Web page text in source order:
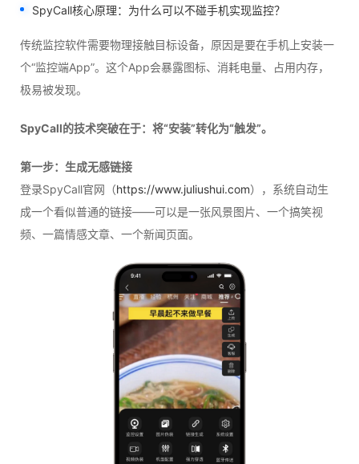
SpyCall核心原理：为什么可以不碰手机实现监控？
传统监控软件需要物理接触目标设备，原因是要在手机上安装一
个“监控端App”。这个App会暴露图标、消耗电量、占用内存，
极易被发现。
SpyCall的技术突破在于：将“安装”转化为“触发”。
第一步：生成无感链接
登录SpyCall官网（https://www.juliushui.com），系统自动生
成一个看似普通的链接——可以是一张风景图片、一个搞笑视
频、一篇情感文章、一个新闻页面。